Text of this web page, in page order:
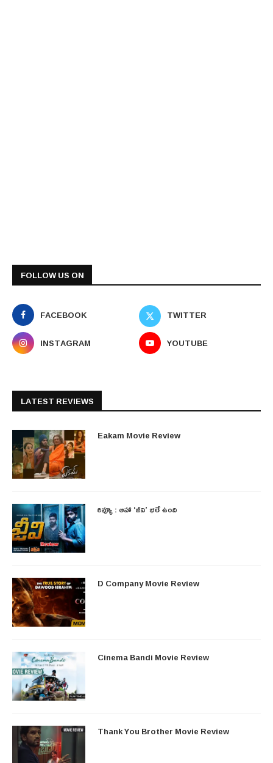
FOLLOW US ON
FACEBOOK
TWITTER
INSTAGRAM
YOUTUBE
LATEST REVIEWS
Eakam Movie Review
రివ్యూ : ఆహా ‘జీవి’ భలే ఉంది
D Company Movie Review
Cinema Bandi Movie Review
Thank You Brother Movie Review